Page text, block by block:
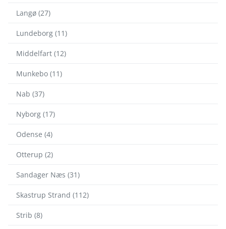
Langø (27)
Lundeborg (11)
Middelfart (12)
Munkebo (11)
Nab (37)
Nyborg (17)
Odense (4)
Otterup (2)
Sandager Næs (31)
Skastrup Strand (112)
Strib (8)